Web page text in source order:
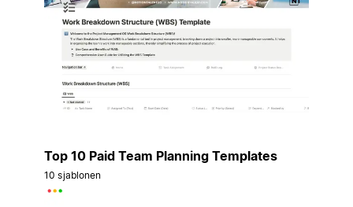
Top 10 Paid Team Planning Templates
10 sjablonen